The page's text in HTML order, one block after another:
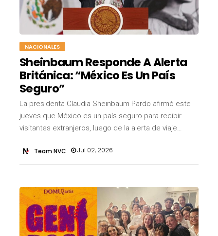
NACIONALES
Sheinbaum Responde A Alerta
Británica: “México Es Un País
Seguro”
La presidenta Claudia Sheinbaum Pardo afirmó este
jueves que México es un país seguro para recibir
visitantes extranjeros, luego de la alerta de viaje…
Team NVC Jul 02, 2026